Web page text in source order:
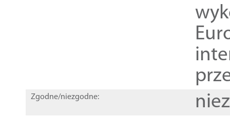
Zgodne/niezgodne: